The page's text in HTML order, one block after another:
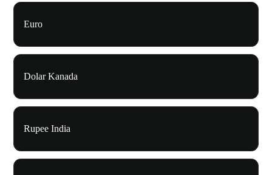
Euro
Dolar Kanada
Rupee India